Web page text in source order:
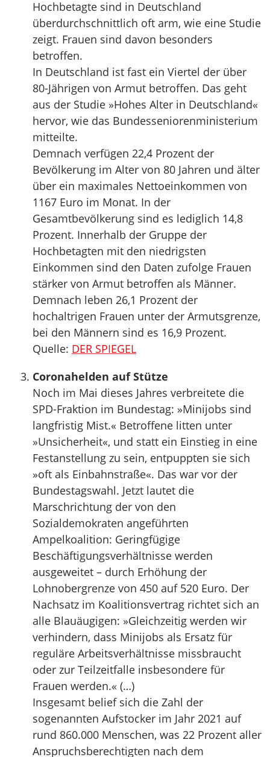
Hochbetagte sind in Deutschland
überdurchschnittlich oft arm, wie eine Studie
zeigt. Frauen sind davon besonders
betroffen.
In Deutschland ist fast ein Viertel der über
80-Jährigen von Armut betroffen. Das geht
aus der Studie »Hohes Alter in Deutschland«
hervor, wie das Bundesseniorenministerium
mitteilte.
Demnach verfügen 22,4 Prozent der
Bevölkerung im Alter von 80 Jahren und älter
über ein maximales Nettoeinkommen von
1167 Euro im Monat. In der
Gesamtbevölkerung sind es lediglich 14,8
Prozent. Innerhalb der Gruppe der
Hochbetagten mit den niedrigsten
Einkommen sind den Daten zufolge Frauen
stärker von Armut betroffen als Männer.
Demnach leben 26,1 Prozent der
hochaltrigen Frauen unter der Armutsgrenze,
bei den Männern sind es 16,9 Prozent.
Quelle: DER SPIEGEL
Coronahelden auf Stütze
Noch im Mai dieses Jahres verbreitete die
SPD-Fraktion im Bundestag: »Minijobs sind
langfristig Mist.« Betroffene litten unter
»Unsicherheit«, und statt ein Einstieg in eine
Festanstellung zu sein, entpuppten sie sich
»oft als Einbahnstraße«. Das war vor der
Bundestagswahl. Jetzt lautet die
Marschrichtung der von den
Sozialdemokraten angeführten
Ampelkoalition: Geringfügige
Beschäftigungsverhältnisse werden
ausgeweitet – durch Erhöhung der
Lohnobergrenze von 450 auf 520 Euro. Der
Nachsatz im Koalitionsvertrag richtet sich an
alle Blauäugigen: »Gleichzeitig werden wir
verhindern, dass Minijobs als Ersatz für
reguläre Arbeitsverhältnisse missbraucht
oder zur Teilzeitfalle insbesondere für
Frauen werden.« (…)
Insgesamt belief sich die Zahl der
sogenannten Aufstocker im Jahr 2021 auf
rund 860.000 Menschen, was 22 Prozent aller
Anspruchsberechtigten nach dem